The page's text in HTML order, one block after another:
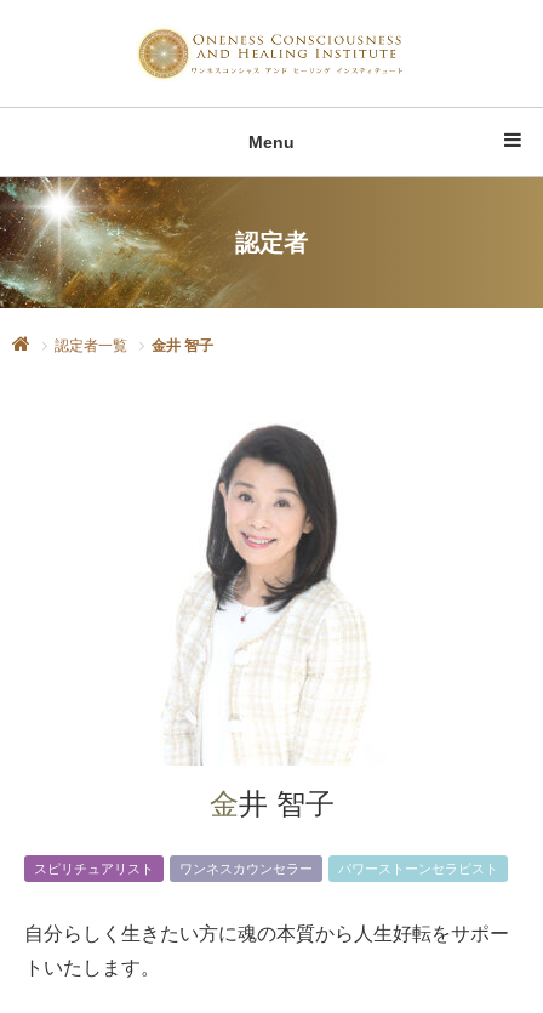
Menu
認定者
認定者一覧 金井 智子
金井 智子
スピリチュアリスト ワンネスカウンセラー パワーストーンセラピスト
自分らしく生きたい方に魂の本質から人生好転をサポー
トいたします。